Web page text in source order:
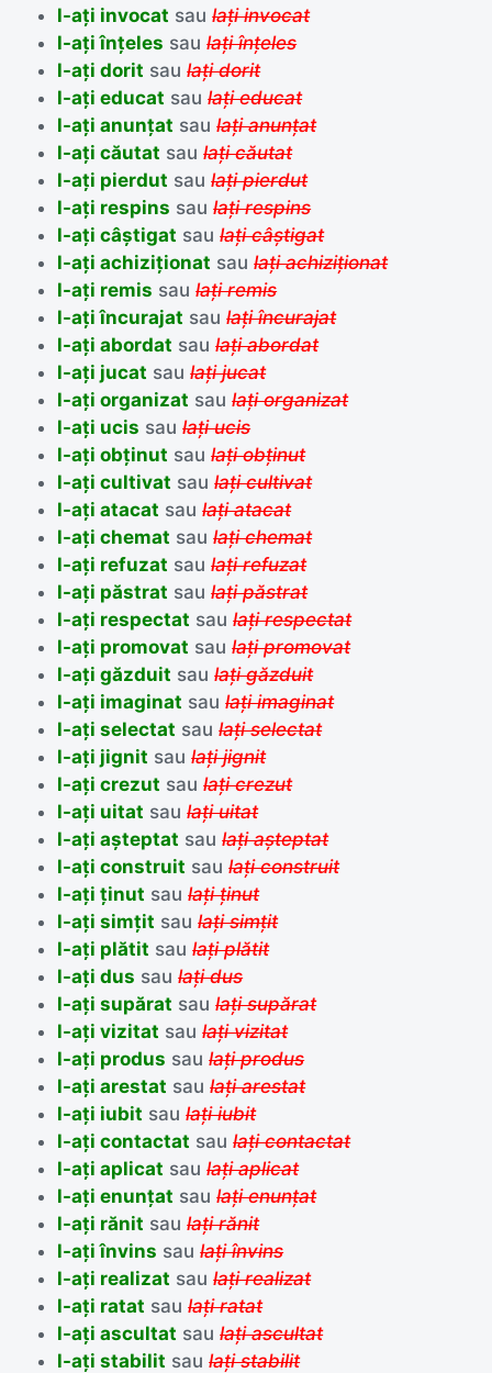
l-ați invocat saulați invocat
l-ați înțeles saulați înțeles
l-ați dorit saulați dorit
l-ați educat saulați educat
l-ați anunțat saulați anunțat
l-ați căutat saulați căutat
l-ați pierdut saulați pierdut
l-ați respins saulați respins
l-ați câștigat saulați câștigat
l-ați achiziționat saulați achiziționat
l-ați remis saulați remis
l-ați încurajat saulați încurajat
l-ați abordat saulați abordat
l-ați jucat saulați jucat
l-ați organizat saulați organizat
l-ați ucis saulați ucis
l-ați obținut saulați obținut
l-ați cultivat saulați cultivat
l-ați atacat saulați atacat
l-ați chemat saulați chemat
l-ați refuzat saulați refuzat
l-ați păstrat saulați păstrat
l-ați respectat saulați respectat
l-ați promovat saulați promovat
l-ați găzduit saulați găzduit
l-ați imaginat saulați imaginat
l-ați selectat saulați selectat
l-ați jignit saulați jignit
l-ați crezut saulați crezut
l-ați uitat saulați uitat
l-ați așteptat saulați așteptat
l-ați construit saulați construit
l-ați ținut saulați ținut
l-ați simțit saulați simțit
l-ați plătit saulați plătit
l-ați dus saulați dus
l-ați supărat saulați supărat
l-ați vizitat saulați vizitat
l-ați produs saulați produs
l-ați arestat saulați arestat
l-ați iubit saulați iubit
l-ați contactat saulați contactat
l-ați aplicat saulați aplicat
l-ați enunțat saulați enunțat
l-ați rănit saulați rănit
l-ați învins saulați învins
l-ați realizat saulați realizat
l-ați ratat saulați ratat
l-ați ascultat saulați ascultat
l-ați stabilit saulați stabilit